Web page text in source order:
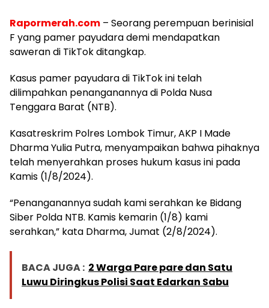
Rapormerah.com – Seorang perempuan berinisial
F yang pamer payudara demi mendapatkan
saweran di TikTok ditangkap.
Kasus pamer payudara di TikTok ini telah
dilimpahkan penanganannya di Polda Nusa
Tenggara Barat (NTB).
Kasatreskrim Polres Lombok Timur, AKP I Made
Dharma Yulia Putra, menyampaikan bahwa pihaknya
telah menyerahkan proses hukum kasus ini pada
Kamis (1/8/2024).
“Penanganannya sudah kami serahkan ke Bidang
Siber Polda NTB. Kamis kemarin (1/8) kami
serahkan,” kata Dharma, Jumat (2/8/2024).
BACA JUGA : 2 Warga Pare pare dan Satu
Luwu Diringkus Polisi Saat Edarkan Sabu